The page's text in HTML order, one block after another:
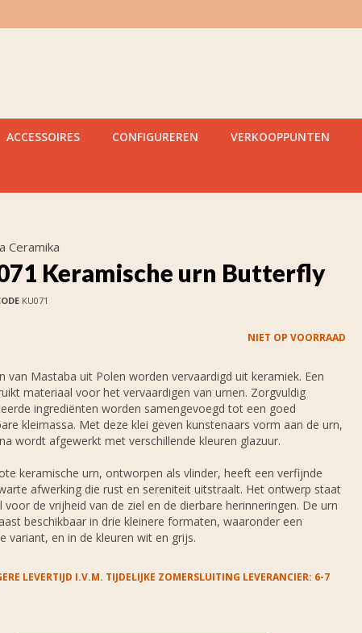
ACCESSOIRES CONFIGUREREN VERKOOPPUNTEN
Ceramika
Keramische urn Butterfly
KU071
NIET OP VOORRAAD
van Mastaba uit Polen worden vervaardigd uit keramiek. Een
materiaal voor het vervaardigen van urnen. Zorgvuldig
ingrediënten worden samengevoegd tot een goed
kleimassa. Met deze klei geven kunstenaars vorm aan de urn,
wordt afgewerkt met verschillende kleuren glazuur.
keramische urn, ontworpen als vlinder, heeft een verfijnde
afwerking die rust en sereniteit uitstraalt. Het ontwerp staat
voor de vrijheid van de ziel en de dierbare herinneringen. De urn
beschikbaar in drie kleinere formaten, waaronder een
variant, en in de kleuren wit en grijs.
LEVERTIJD I.V.M. TIJDELIJKE ZOMERSLUITING LEVERANCIER: 6-7